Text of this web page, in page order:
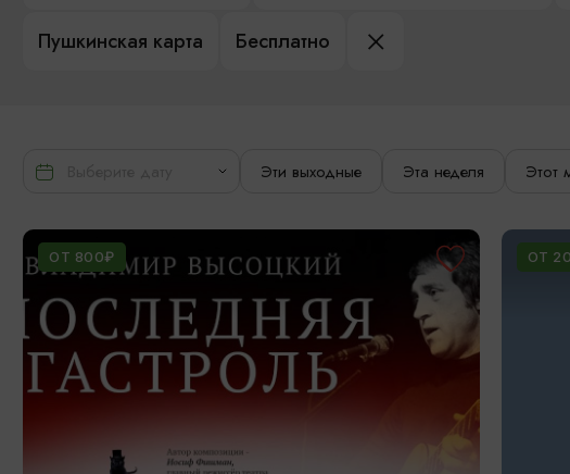
Пушкинская карта Бесплатно
Эти выходные Эта неделя Этот
ОТ 800₽ ОТ